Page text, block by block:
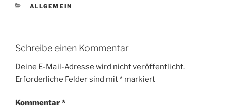
KATEGORIEN
ALLGEMEIN
Schreibe einen Kommentar
Deine E-Mail-Adresse wird nicht veröffentlicht.
Erforderliche Felder sind mit* markiert
Kommentar*